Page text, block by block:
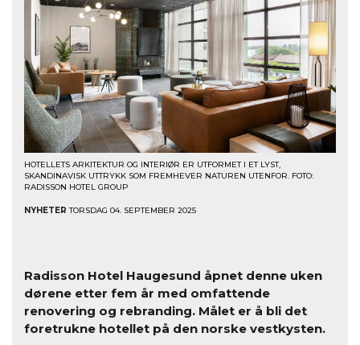
HOTELLETS ARKITEKTUR OG INTERIØR ER UTFORMET I ET LYST,
SKANDINAVISK UTTRYKK SOM FREMHEVER NATUREN UTENFOR. FOTO:
RADISSON HOTEL GROUP
NYHETER TORSDAG 04. SEPTEMBER 2025
Radisson Hotel Haugesund åpnet denne uken
dørene etter fem år med omfattende
renovering og rebranding. Målet er å bli det
foretrukne hotellet på den norske vestkysten.